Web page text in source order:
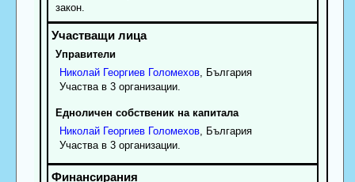
закон.
Управители
Николай Георгиев Голомехов, България
Участва в 3 организации.
Едноличен собственик на капитала
Николай Георгиев Голомехов, България
Участва в 3 организации.